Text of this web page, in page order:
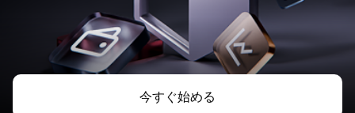
今すぐ始める